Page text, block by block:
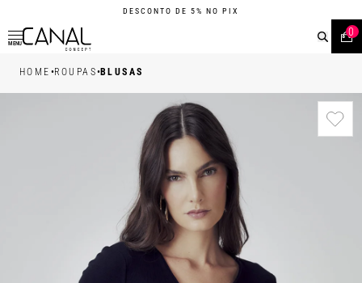
DESCONTO DE 5% NO PIX
MENU
0
HOME •ROUPAS•BLUSAS